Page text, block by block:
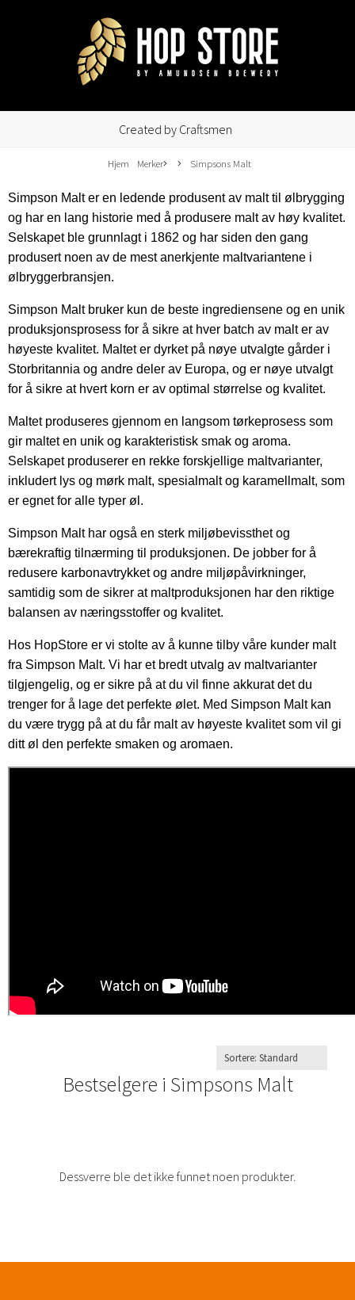
Created by Craftsmen
Hjem Merker Simpsons Malt
Simpson Malt er en ledende produsent av malt til ølbrygging
og har en lang historie med å produsere malt av høy kvalitet.
Selskapet ble grunnlagt i 1862 og har siden den gang
produsert noen av de mest anerkjente maltvariantene i
ølbryggerbransjen.
Simpson Malt bruker kun de beste ingrediensene og en unik
produksjonsprosess for å sikre at hver batch av malt er av
høyeste kvalitet. Maltet er dyrket på nøye utvalgte gårder i
Storbritannia og andre deler av Europa, og er nøye utvalgt
for å sikre at hvert korn er av optimal størrelse og kvalitet.
Maltet produseres gjennom en langsom tørkeprosess som
gir maltet en unik og karakteristisk smak og aroma.
Selskapet produserer en rekke forskjellige maltvarianter,
inkludert lys og mørk malt, spesialmalt og karamellmalt, som
er egnet for alle typer øl.
Simpson Malt har også en sterk miljøbevissthet og
bærekraftig tilnærming til produksjonen. De jobber for å
redusere karbonavtrykket og andre miljøpåvirkninger,
samtidig som de sikrer at maltproduksjonen har den riktige
balansen av næringsstoffer og kvalitet.
Hos HopStore er vi stolte av å kunne tilby våre kunder malt
fra Simpson Malt. Vi har et bredt utvalg av maltvarianter
tilgjengelig, og er sikre på at du vil finne akkurat det du
trenger for å lage det perfekte ølet. Med Simpson Malt kan
du være trygg på at du får malt av høyeste kvalitet som vil gi
ditt øl den perfekte smaken og aromaen.
Bestselgere i Simpsons Malt
Dessverre ble det ikke funnet noen produkter.